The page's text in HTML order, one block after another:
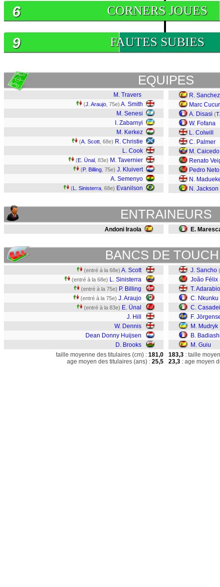
CORNERS JOUES
6
FAUTES SUBIES
9
EQUIPES
M. Travers
(J. Araujo , 75e) A. Smith
M. Senesi
I. Zabarnyi
M. Kerkez
(A. Scott , 68e) R. Christie
L. Cook
(E. Ünal , 83e) M. Tavernier
(P. Billing , 75e) J. Kluivert
A. Semenyo
(L. Sinisterra , 68e) Evanilson
R. Sanchez
Marc
A. Disasi (
W. Fofana
L. Colwill
C. Palmer
M. Caicedo
Renato
Pedro Neto
N.
N. Jackson
ENTRAINEURS
Andoni Iraola E.
BANCS DE
(entré à la 68e) A. Scott
(entré à la 68e) L. Sinisterra
(entré à la 75e) P. Billing
(entré à la 75e) J. Araujo
(entré à la 83e) E. Ünal
J. Hill
W. Dennis
Dean Donny Huijsen
D. Brooks
J. Sancho
João Félix
T.
C. Nkunku
C. Casadei
F.
M. Mudryk
B.
M. Guiu
taille moyenne des titulaires (cm) : 181,0
age moyen des titulaires (ans) : 25,5
183,3 : taille
23,3 : age moyen